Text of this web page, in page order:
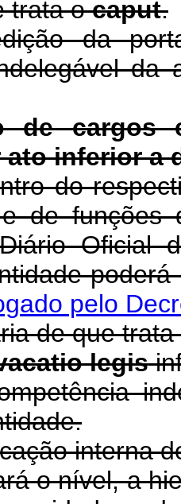
trata ocaput.
da
de
inferior a
do
de funções
Oficial
pelo
de que
legis
interna
o nível, a